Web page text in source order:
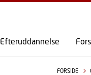
Efteruddannelse
FORSIDE